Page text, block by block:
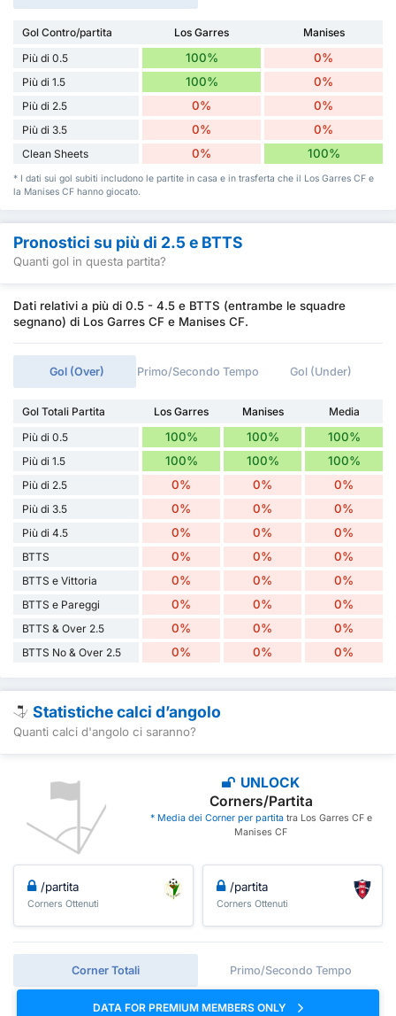
Gol Contro/partita Los Garres
Manises
Più di 0.5
100% 0%
Più di 1.5 100% 0%
Più di 2.5 0% 0%
Più di 3.5 0% 0%
Clean Sheets 0% 100%
* I dati sui gol subiti includono le partite in casa e in trasferta che il Los Garres CF e
la Manises CF hanno giocato.
Pronostici su più di 2.5 e BTTS
Quanti gol in questa partita?
Dati relativi a più di 0.5 - 4.5 e BTTS (entrambe le squadre
segnano) di Los Garres CF e Manises CF.
Gol (Over) Primo/Secondo Tempo Gol (Under)
Gol Totali Partita Los Garres Manises
Media
Più di 0.5
100% 100% 100%
Più di 1.5 100% 100% 100%
Più di 2.5 0% 0% 0%
Più di 3.5 0% 0% 0%
Più di 4.5 0% 0% 0%
BTTS 0% 0% 0%
BTTS e Vittoria 0% 0% 0%
BTTS e Pareggi 0% 0% 0%
BTTS & Over 2.5 0% 0% 0%
BTTS No & Over 2.5 0% 0% 0%
Statistiche calci d’angolo
Quanti calci d'angolo ci saranno?
UNLOCK
Corners/Partita
* Media dei Corner per partitatra Los Garres CF e
Manises CF
/partita
Corners Ottenuti
/partita
Corners Ottenuti
Corner Totali Primo/Secondo Tempo
DATA FOR PREMIUM MEMBERS ONLY